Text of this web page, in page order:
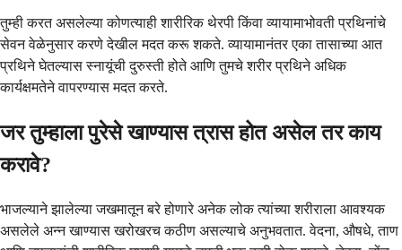
तुम्ही करत असलेल्या कोणत्याही शारीरिक थेरपी किंवा व्यायामाभोवती प्रथिनांचे
सेवन वेळेनुसार करणे देखील मदत करू शकते. व्यायामानंतर एका तासाच्या आत
प्रथिने घेतल्यास स्नायूंची दुरुस्ती होते आणि तुमचे शरीर प्रथिने अधिक
कार्यक्षमतेने वापरण्यास मदत करते.
जर तुम्हाला पुरेसे खाण्यास त्रास होत असेल तर काय
करावे?
भाजल्याने झालेल्या जखमातून बरे होणारे अनेक लोक त्यांच्या शरीराला आवश्यक
असलेले अन्न खाण्यास खरोखरच कठीण असल्याचे अनुभवतात. वेदना, औषधे, ताण